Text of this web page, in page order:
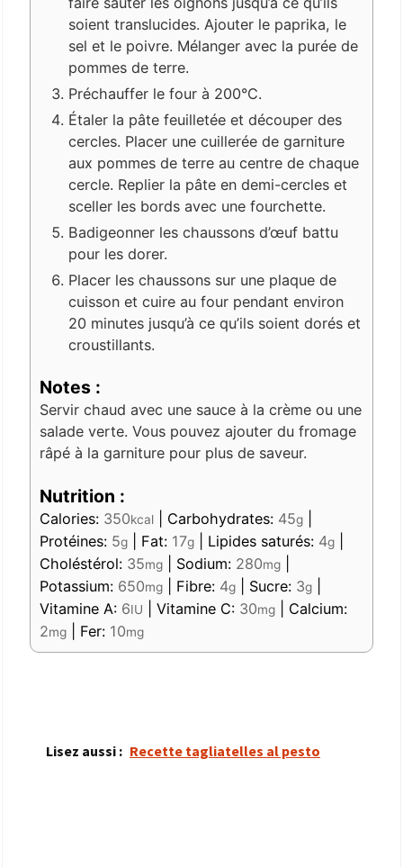
soient translucides. Ajouter le paprika, le
sel et le poivre. Mélanger avec la purée de
pommes de terre.
Préchauffer le four à 200°C.
Étaler la pâte feuilletée et découper des
cercles. Placer une cuillerée de garniture
aux pommes de terre au centre de chaque
cercle. Replier la pâte en demi-cercles et
sceller les bords avec une fourchette.
Badigeonner les chaussons d’œuf battu
pour les dorer.
Placer les chaussons sur une plaque de
cuisson et cuire au four pendant environ
20 minutes jusqu’à ce qu’ils soient dorés et
croustillants.
Notes :
Servir chaud avec une sauce à la crème ou une
salade verte. Vous pouvez ajouter du fromage
râpé à la garniture pour plus de saveur.
Nutrition :
Calories: 350kcal Carbohydrates: 45g
Protéines: 5g Fat: 17g Lipides saturés: 4g
Choléstérol: 35mg Sodium: 280mg
Potassium: 650mg Fibre: 4g Sucre: 3g
Vitamine A: 6IU Vitamine C: 30mg
Calcium:
2mg Fer: 10mg
Lisez aussi : Recette tagliatelles al pesto